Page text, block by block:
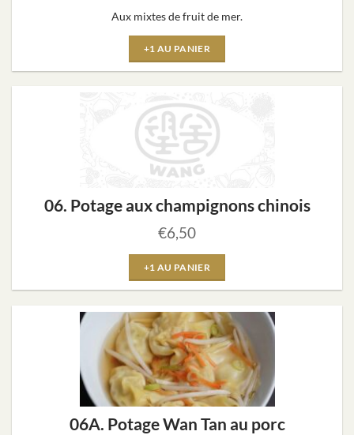
Aux mixtes de fruit de mer.
+1 AU PANIER
06. Potage aux champignons chinois
€6,50
+1 AU PANIER
06A. Potage Wan Tan au porc